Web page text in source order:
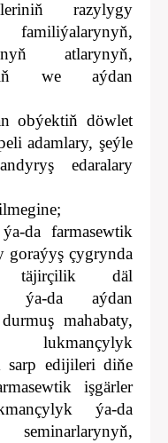
razylygy
atlarynyň,
we aýdan
obýektiň döwlet
adamlary, şeýle
edaralary
da farmasewtik
goraýyş çygrynda
täjirçilik däl
ýa-da aýdan
mahabaty,
sarp edijileri diňe
işgärler
ýa-da